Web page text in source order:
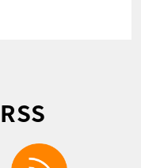
facebook